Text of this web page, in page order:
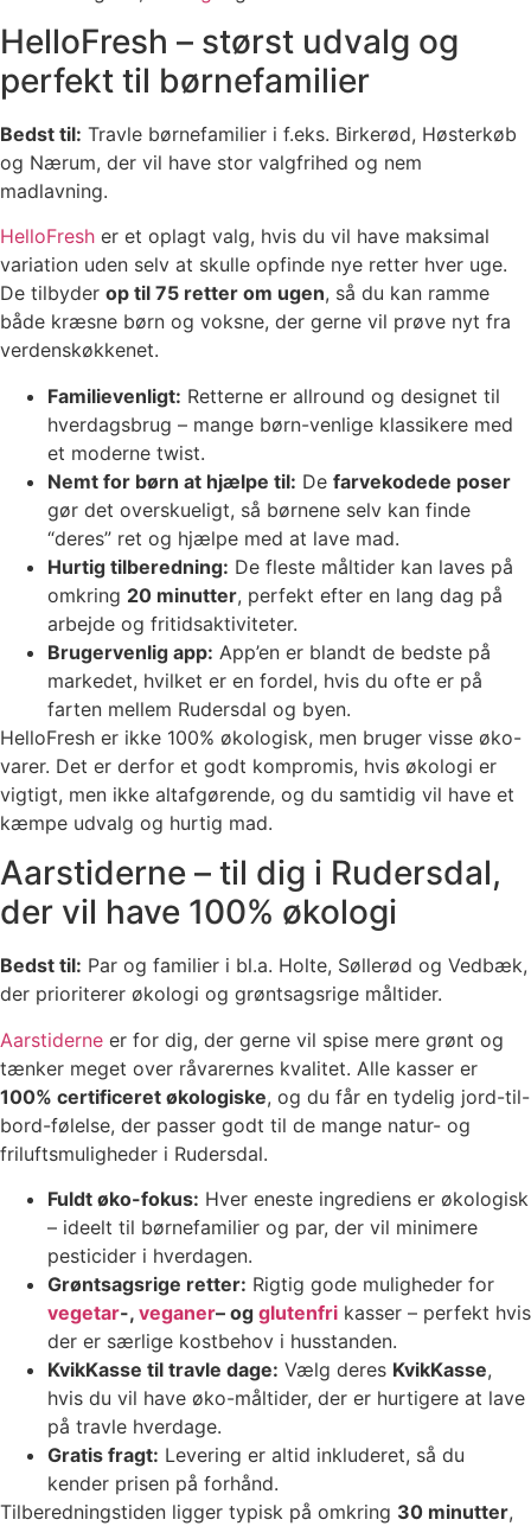
HelloFresh – størst udvalg og
perfekt til børnefamilier
Bedst til: Travle børnefamilier i f.eks. Birkerød, Høsterkøb
og Nærum, der vil have stor valgfrihed og nem
madlavning.
HelloFresh er et oplagt valg, hvis du vil have maksimal
variation uden selv at skulle opfinde nye retter hver uge.
De tilbyder op til 75 retter om ugen, så du kan ramme
både kræsne børn og voksne, der gerne vil prøve nyt fra
verdenskøkkenet.
Familievenligt: Retterne er allround og designet til
hverdagsbrug – mange børn-venlige klassikere med
et moderne twist.
Nemt for børn at hjælpe til: De farvekodede poser
gør det overskueligt, så børnene selv kan finde
“deres” ret og hjælpe med at lave mad.
Hurtig tilberedning: De fleste måltider kan laves på
omkring 20 minutter, perfekt efter en lang dag på
arbejde og fritidsaktiviteter.
Brugervenlig app: App’en er blandt de bedste på
markedet, hvilket er en fordel, hvis du ofte er på
farten mellem Rudersdal og byen.
HelloFresh er ikke 100% økologisk, men bruger visse øko-
varer. Det er derfor et godt kompromis, hvis økologi er
vigtigt, men ikke altafgørende, og du samtidig vil have et
kæmpe udvalg og hurtig mad.
Aarstiderne – til dig i Rudersdal,
der vil have 100% økologi
Bedst til: Par og familier i bl.a. Holte, Søllerød og Vedbæk,
der prioriterer økologi og grøntsagsrige måltider.
Aarstiderne er for dig, der gerne vil spise mere grønt og
tænker meget over råvarernes kvalitet. Alle kasser er
100% certificeret økologiske, og du får en tydelig jord-til-
bord-følelse, der passer godt til de mange natur- og
friluftsmuligheder i Rudersdal.
Fuldt øko-fokus: Hver eneste ingrediens er økologisk
– ideelt til børnefamilier og par, der vil minimere
pesticider i hverdagen.
Grøntsagsrige retter: Rigtig gode muligheder for
vegetar-, veganer– og glutenfri kasser – perfekt hvis
der er særlige kostbehov i husstanden.
KvikKasse til travle dage: Vælg deres KvikKasse,
hvis du vil have øko-måltider, der er hurtigere at lave
på travle hverdage.
Gratis fragt: Levering er altid inkluderet, så du
kender prisen på forhånd.
Tilberedningstiden ligger typisk på omkring 30 minutter,